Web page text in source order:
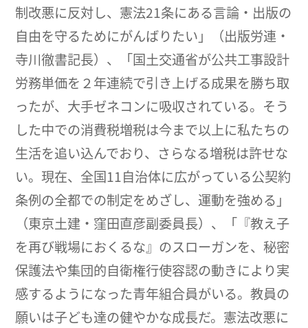
制改悪に反対し、憲法21条にある言論・出版の
自由を守るためにがんばりたい」（出版労連・
寺川徹書記長）、「国土交通省が公共工事設計
労務単価を２年連続で引き上げる成果を勝ち取
ったが、大手ゼネコンに吸収されている。そう
した中での消費税増税は今まで以上に私たちの
生活を追い込んでおり、さらなる増税は許せな
い。現在、全国11自治体に広がっている公契約
条例の全都での制定をめざし、運動を強める」
（東京土建・窪田直彦副委員長）、「『教え子
を再び戦場におくるな』のスローガンを、秘密
保護法や集団的自衛権行使容認の動きにより実
感するようになった青年組合員がいる。教員の
願いは子ども達の健やかな成長だ。憲法改悪に